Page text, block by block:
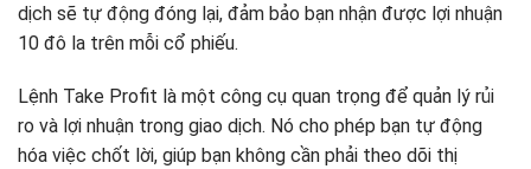
dịch sẽ tự động đóng lại, đảm bảo bạn nhận được lợi nhuận
10 đô la trên mỗi cổ phiếu.
Lệnh Take Profit là một công cụ quan trọng để quản lý rủi
ro và lợi nhuận trong giao dịch. Nó cho phép bạn tự động
hóa việc chốt lời, giúp bạn không cần phải theo dõi thị